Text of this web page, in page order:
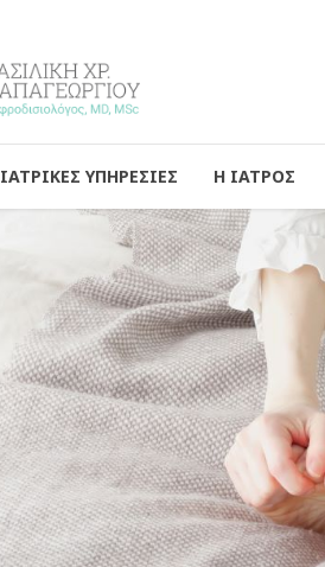
ΙΑΤΡΙΚΕΣ ΥΠΗΡΕΣΙΕΣ Η ΙΑΤΡΟΣ